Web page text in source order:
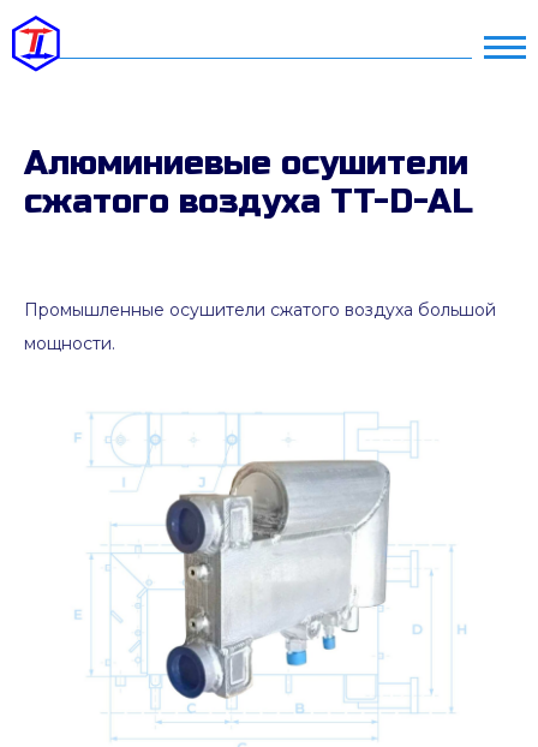
Алюминиевые осушители
сжатого воздуха TT-D-AL
Промышленные осушители сжатого воздуха большой
мощности.